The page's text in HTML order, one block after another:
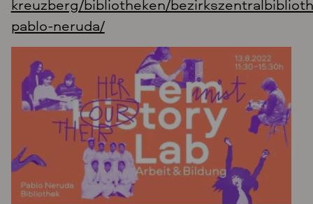
kreuzberg/bibliotheken/
pablo-neruda/